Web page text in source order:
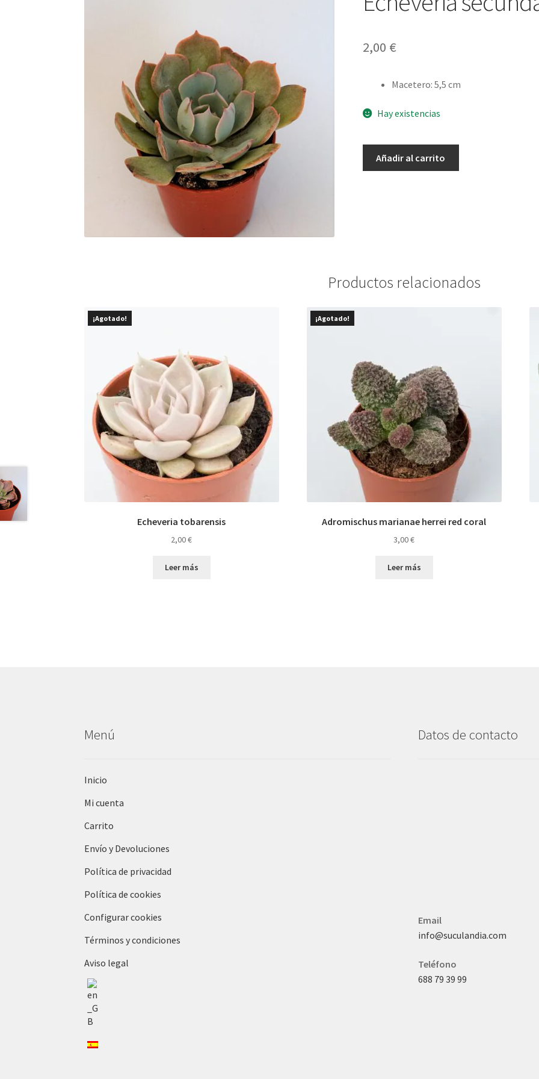
2,00 €
Macetero: 5,5 cm
Hay existencias
Añadir al carrito
Productos relacionados
¡Agotado!
Echeveria tobarensis
2,00€
Leer más
¡Agotado!
Adromischus marianae herrei red coral
3,00€
Leer más
Menú
Inicio
Mi cuenta
Carrito
Envío y Devoluciones
Política de privacidad
Política de cookies
Configurar cookies
Términos y condiciones
Aviso legal
Datos de contacto
Email
info@suculandia.com
Teléfono
688 79 39 99